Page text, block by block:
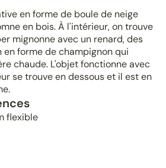
en forme de boule de neige
en bois. À l'intérieur, on trouve
mignonne avec un renard, des
en forme de champignon qui
chaude. L'objet fonctionne avec
se trouve en dessous et il est en
flexible